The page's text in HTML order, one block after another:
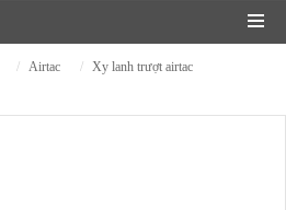
airtac xy lanh trượt airtac